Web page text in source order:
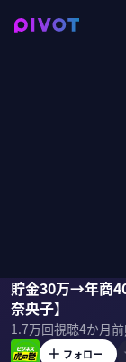
貯金30万→年商
奈央子】
1.7万回視聴4か月前
黒石奈央子竹内
フォロー